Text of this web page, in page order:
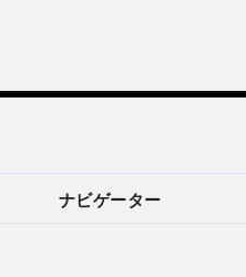
ナビゲーター